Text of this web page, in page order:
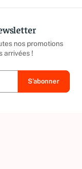
nos promotions
arrivées !